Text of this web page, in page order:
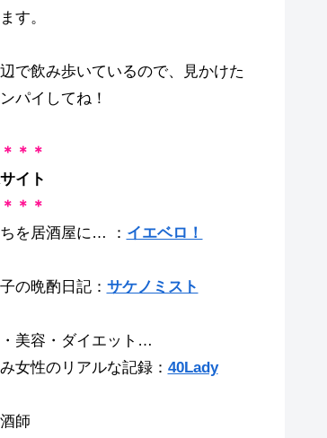
す。
で飲み歩いているので、見かけた
パイしてね！
＊＊
イト
＊＊
を居酒屋に… ： イエベロ！
の晩酌日記： サケノミスト
美容・ダイエット…
女性のリアルな記録： 40Lady
師